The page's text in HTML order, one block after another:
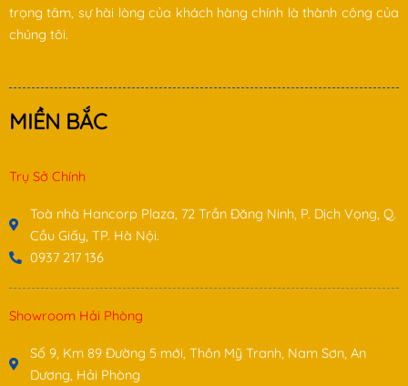
trọng tâm, sự hài lòng của khách hàng chính là thành công của
chúng tôi.
MIỀN BẮC
Trụ Sở Chính
Toà nhà Hancorp Plaza, 72 Trần Đăng Ninh, P. Dịch Vọng, Q.
Cầu Giấy, TP. Hà Nội.
0937 217 136
Showroom Hải Phòng
Số 9, Km 89 Đường 5 mới, Thôn Mỹ Tranh, Nam Sơn, An
Dương, Hải Phòng